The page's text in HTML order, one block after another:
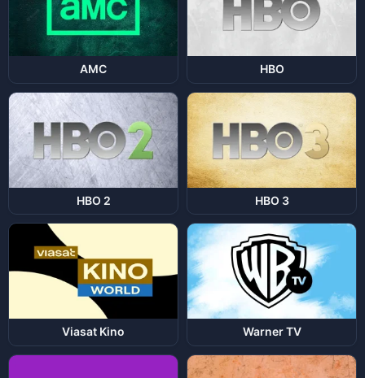
AMC HBO
HBO 2 HBO 3
Viasat Kino Warner TV